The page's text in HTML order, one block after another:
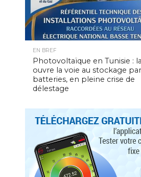
EN BREF
Photovoltaïque en Tunisie :
ouvre la voie au stockage par
batteries, en pleine crise de
délestage